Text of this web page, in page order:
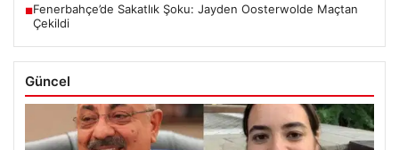
■Fenerbahçe’de Sakatlık Şoku: Jayden Oosterwolde Maçtan
Çekildi
Güncel